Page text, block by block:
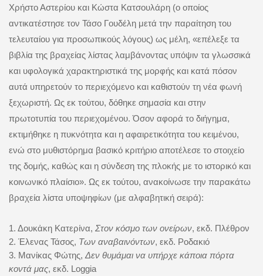
Χρήστο Αστερίου και Κώστα Κατσουλάρη (ο οποίος
αντικατέστησε τον Τάσο Γουδέλη μετά την παραίτηση του
τελευταίου για προσωπικούς λόγους) ως μέλη, «επέλεξε τα
βιβλία της βραχείας λίστας λαμβάνοντας υπόψιν τα γλωσσικά
και υφολογικά χαρακτηριστικά της μορφής και κατά πόσον
αυτά υπηρετούν το περιεχόμενο και καθιστούν τη νέα φωνή
ξεχωριστή. Ως εκ τούτου, δόθηκε σημασία και στην
πρωτοτυπία του περιεχομένου. Όσον αφορά το διήγημα,
εκτιμήθηκε η πυκνότητα και η αφαιρετικότητα του κειμένου,
ενώ στο μυθιστόρημα βασικό κριτήριο αποτέλεσε το στοιχείο
της δομής, καθώς και η σύνδεση της πλοκής με το ιστορικό και
κοινωνικό πλαίσιο». Ως εκ τούτου, ανακοίνωσε την παρακάτω
βραχεία λίστα υποψηφίων (με αλφαβητική σειρά):
1. Δουκἀκη Κατερίνα, Στον κόσμο των ονείρων, εκδ. Πλέθρον
2. Έλενας Τάσος, Των αναβαινόντων, εκδ. Ροδακιό
3. Μανίκας Φώτης, Δεν θυμάμαι να υπήρχε κάποια πόρτα
κοντά μας, εκδ. Loggia